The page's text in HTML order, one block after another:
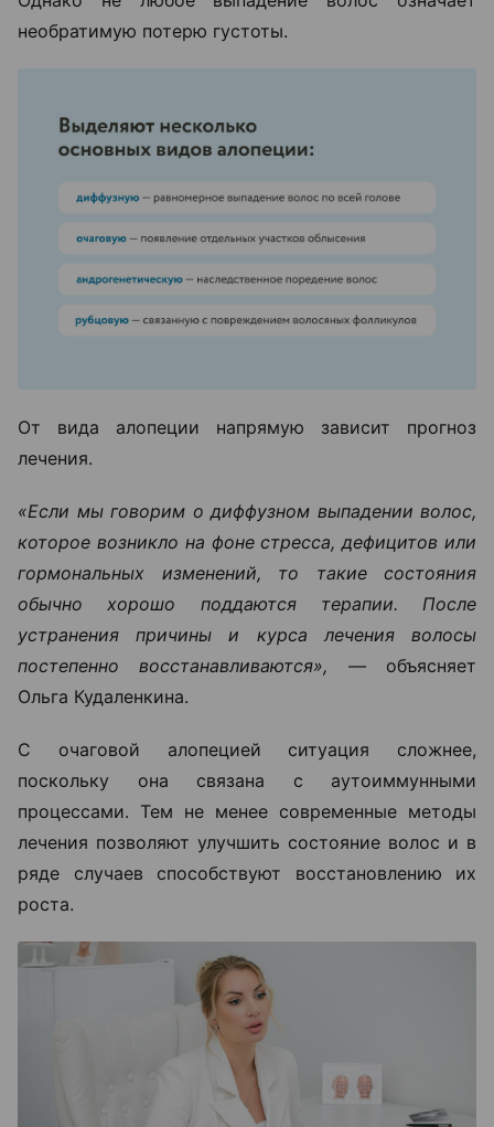
необратимую потерю густоты.
От вида алопеции напрямую зависит прогноз
лечения.
«Если мы говорим о диффузном выпадении волос,
которое возникло на фоне стресса, дефицитов или
гормональных изменений, то такие состояния
обычно хорошо поддаются терапии. После
устранения причины и курса лечения волосы
постепенно восстанавливаются», —объясняет
Ольга Кудаленкина.
С очаговой алопецией ситуация сложнее,
поскольку она связана с аутоиммунными
процессами. Тем не менее современные методы
лечения позволяют улучшить состояние волос и в
ряде случаев способствуют восстановлению их
роста.